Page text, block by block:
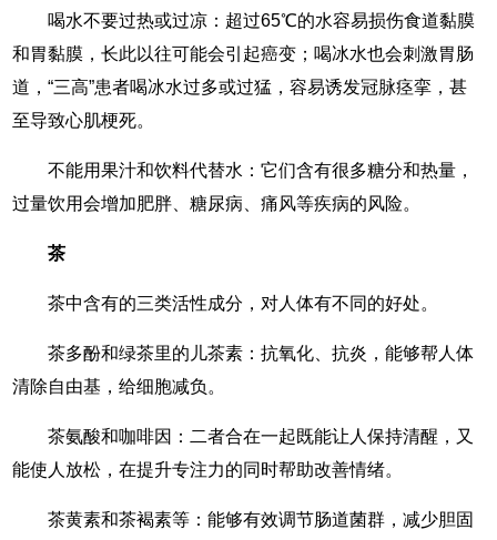
喝水不要过热或过凉：超过65℃的水容易损伤食道黏膜
和胃黏膜，长此以往可能会引起癌变；喝冰水也会刺激胃肠
道，“三高”患者喝冰水过多或过猛，容易诱发冠脉痉挛，甚
至导致心肌梗死。
不能用果汁和饮料代替水：它们含有很多糖分和热量，
过量饮用会增加肥胖、糖尿病、痛风等疾病的风险。
茶
茶中含有的三类活性成分，对人体有不同的好处。
茶多酚和绿茶里的儿茶素：抗氧化、抗炎，能够帮人体
清除自由基，给细胞减负。
茶氨酸和咖啡因：二者合在一起既能让人保持清醒，又
能使人放松，在提升专注力的同时帮助改善情绪。
茶黄素和茶褐素等：能够有效调节肠道菌群，减少胆固